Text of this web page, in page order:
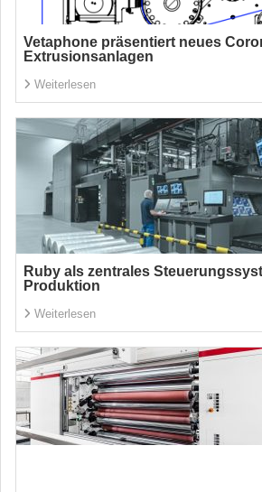
Vetaphone präsentiert neues
Extrusionsanlagen
Weiterlesen
Ruby als zentrales
Produktion
Weiterlesen